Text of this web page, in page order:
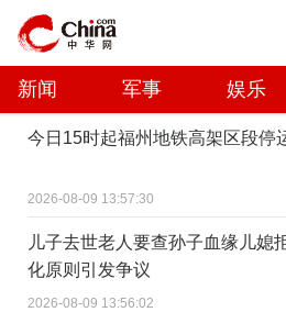
新闻 军事 娱乐
今日15时起福州地铁高架区段停
2026-08-09 13:57:30
儿子去世老人要查孙子血缘儿媳
化原则引发争议
2026-08-09 13:56:02